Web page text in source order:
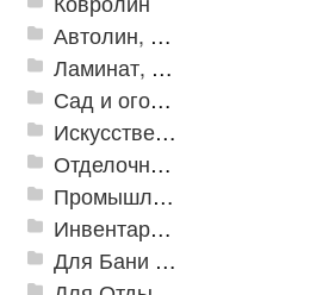
Автолин, Транслин, Линолеум
Ламинат, Кварцвиниловая плитка SPC
Сад и огород
Искусственная трава
Отделочные профили
Промышленный текстиль
Инвентарь для клининга
Для Бани и Сауны